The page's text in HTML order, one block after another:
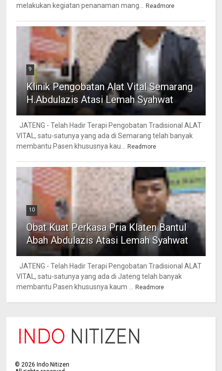
melakukan kegiatan penanaman mang...
Readmore
9
Klinik Pengobatan Alat Vital Semarang
H.Abdulazis Atasi Lemah Syahwat
JATENG - Telah Hadir Terapi Pengobatan Tradisional ALAT
VITAL, satu-satunya yang ada di Semarang telah banyak
membantu Pasen khususnya kau...
Readmore
10
Obat Kuat Perkasa Pria Klaten Bantul
Abah Abdulazis Atasi Lemah Syahwat
JATENG - Telah Hadir Terapi Pengobatan Tradisional ALAT
VITAL, satu-satunya yang ada di Jateng telah banyak
membantu Pasen khususnya kaum ...
Readmore
©2026 Indo Nitizen